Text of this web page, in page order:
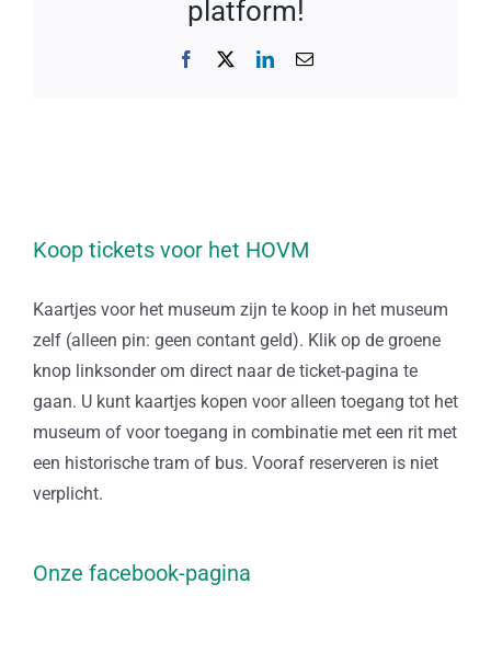
platform!
Facebook LinkedIn
E-
Koop tickets voor het HOVM
Kaartjes voor het museum zijn te koop in het museum
zelf (alleen pin: geen contant geld). Klik op de groene
knop linksonder om direct naar de ticket-pagina te
gaan. U kunt kaartjes kopen voor alleen toegang tot het
museum of voor toegang in combinatie met een rit met
een historische tram of bus. Vooraf reserveren is niet
verplicht.
Onze facebook-pagina